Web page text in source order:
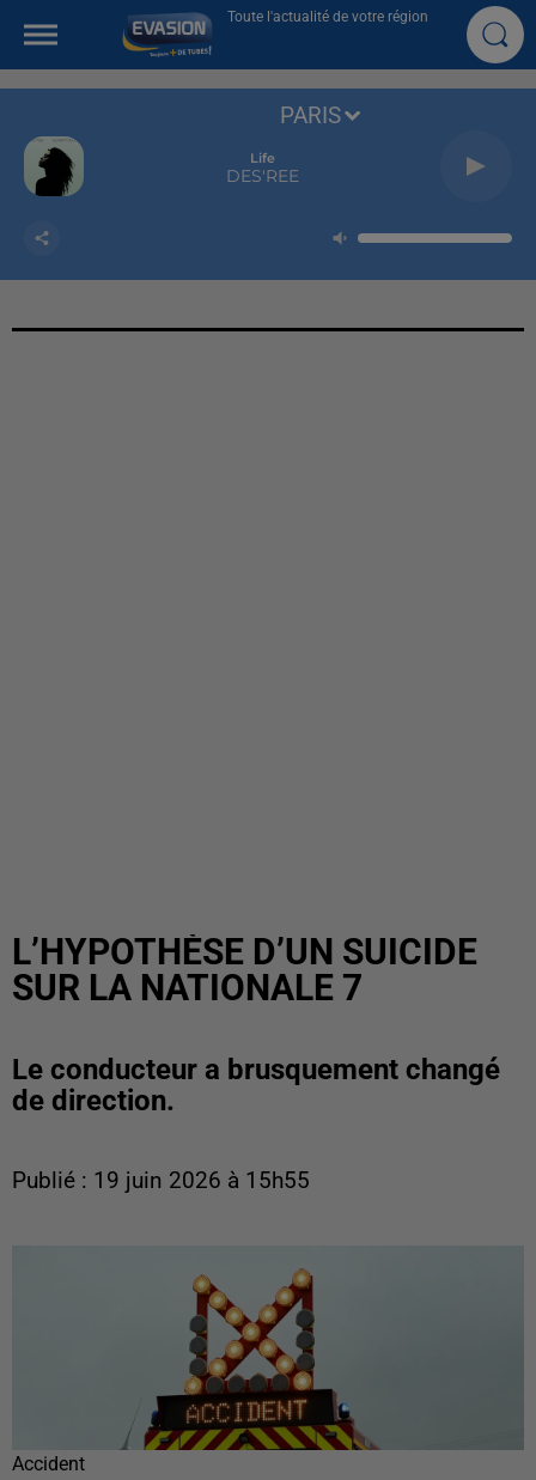
Toute l'actualité de votre région
Life
DES'REE
PARIS
L’HYPOTHÈSE D’UN SUICIDE
SUR LA NATIONALE 7
Le conducteur a brusquement changé
de direction.
Publié : 19 juin 2026 à 15h55
Accident